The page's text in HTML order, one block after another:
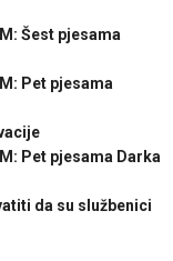
Šest pjesama
Pet pjesama
Pet pjesama Darka
da su službenici